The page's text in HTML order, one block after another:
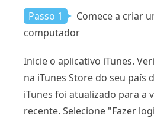
Passo 1
Comece a criar
computador
Inicie o aplicativo iTunes.
na iTunes Store do seu país
iTunes foi atualizado para a
recente. Selecione "Fazer